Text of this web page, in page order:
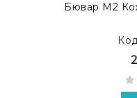
Бювар М2